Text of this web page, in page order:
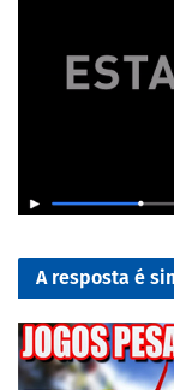
A resposta é